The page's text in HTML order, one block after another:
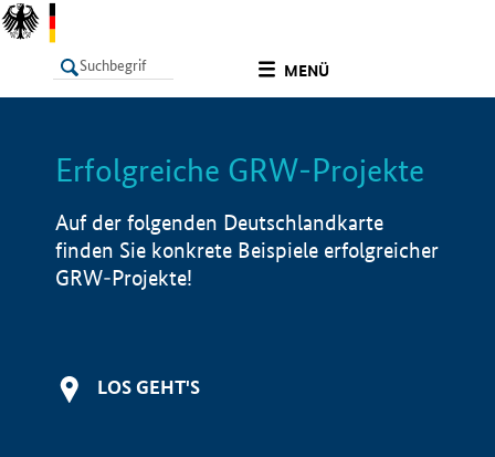
MENÜ
LISTE Info
Erfolgreiche GRW-Projekte
Auf der folgenden Deutschlandkarte
finden Sie konkrete Beispiele erfolgreicher
GRW-Projekte!
LOS GEHT'S